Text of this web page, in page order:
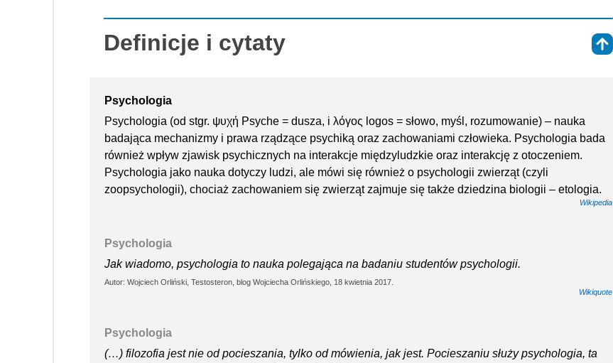
Definicje i cytaty
Psychologia
Psychologia (od stgr. ψυχή Psyche = dusza, i λόγος logos = słowo, myśl, rozumowanie) – nauka
badająca mechanizmy i prawa rządzące psychiką oraz zachowaniami człowieka. Psychologia bada
również wpływ zjawisk psychicznych na interakcje międzyludzkie oraz interakcję z otoczeniem.
Psychologia jako nauka dotyczy ludzi, ale mówi się również o psychologii zwierząt (czyli
zoopsychologii), chociaż zachowaniem się zwierząt zajmuje się także dziedzina biologii – etologia.
Wikipedia
Psychologia
Jak wiadomo, psychologia to nauka polegająca na badaniu studentów psychologii.
Autor: Wojciech Orliński, Testosteron, blog Wojciecha Orlińskiego, 18 kwietnia 2017.
Wikiquote
Psychologia
(…) filozofia jest nie od pocieszania, tylko od mówienia, jak jest. Pocieszaniu służy psychologia, ta